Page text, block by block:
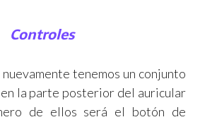
Controles
tenemos un conjunto
la parte posterior del auricular
de ellos será el botón de